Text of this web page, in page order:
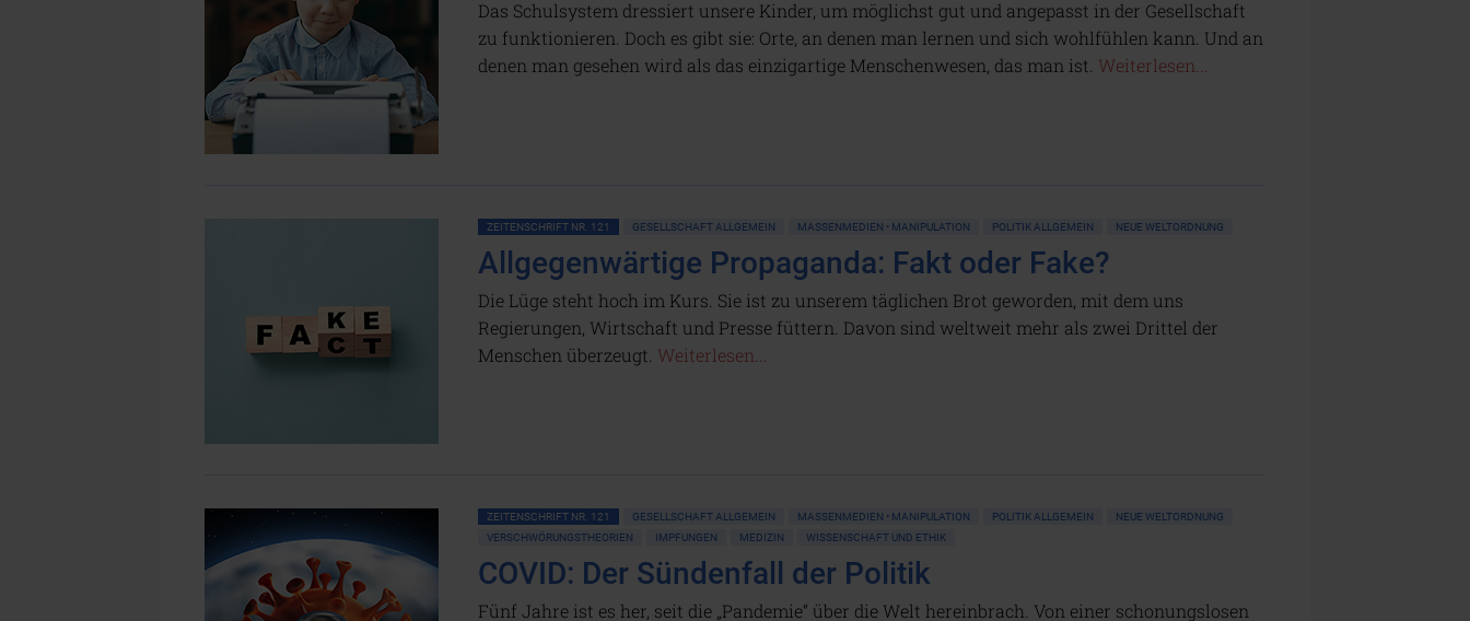
Das Schulsystem dressiert unsere Kinder, um möglichst gut und angepasst in der Gesellschaft
zu funktionieren. Doch es gibt sie: Orte, an denen man lernen und sich wohlfühlen kann. Und an
denen man gesehen wird als das einzigartige Menschenwesen, das man ist. Weiterlesen...
ZEITENSCHRIFT NR. 121 GESELLSCHAFT ALLGEMEIN MASSENMEDIEN • MANIPULATION POLITIK ALLGEMEIN NEUE WELTORDNUNG
Allgegenwärtige Propaganda: Fakt oder Fake?
Die Lüge steht hoch im Kurs. Sie ist zu unserem täglichen Brot geworden, mit dem uns
Regierungen, Wirtschaft und Presse füttern. Davon sind weltweit mehr als zwei Drittel der
Menschen überzeugt. Weiterlesen...
ZEITENSCHRIFT NR. 121 GESELLSCHAFT ALLGEMEIN MASSENMEDIEN • MANIPULATION POLITIK ALLGEMEIN
NEUE WELTORDNUNG
VERSCHWÖRUNGSTHEORIEN
IMPFUNGEN MEDIZIN WISSENSCHAFT UND ETHIK
COVID: Der Sündenfall der Politik
Fünf Jahre ist es her, seit die „Pandemie“ über die Welt hereinbrach. Von einer schonungslosen